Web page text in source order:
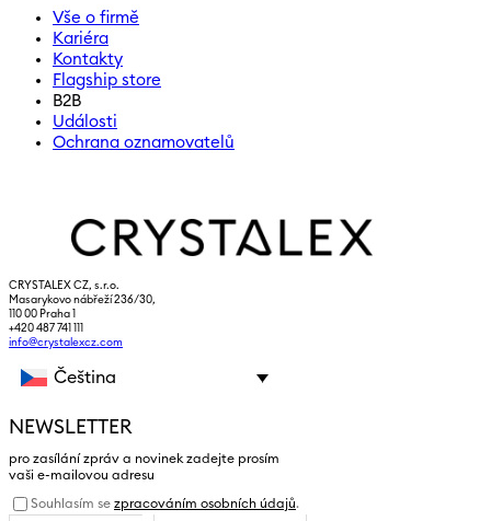
Vše o firmě
Kariéra
Kontakty
Flagship store
B2B
Události
Ochrana oznamovatelů
CRYSTALEX CZ, s.r.o.
Masarykovo nábřeží 236/30,
110 00 Praha 1
+420 487 741 111
info@crystalexcz.com
Čeština
NEWSLETTER
pro zasílání zpráv a novinek zadejte prosím
vaši e-mailovou adresu
Souhlasím se zpracováním osobních údajů.